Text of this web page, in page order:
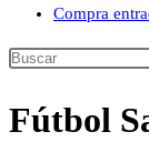
Compra
Buscar
esta
Fútbol